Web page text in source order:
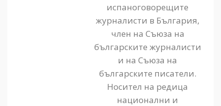
испаноговорещите
журналисти в България,
член на Съюза на
българските журналисти
и на Съюза на
българските писатели.
Носител на редица
национални и